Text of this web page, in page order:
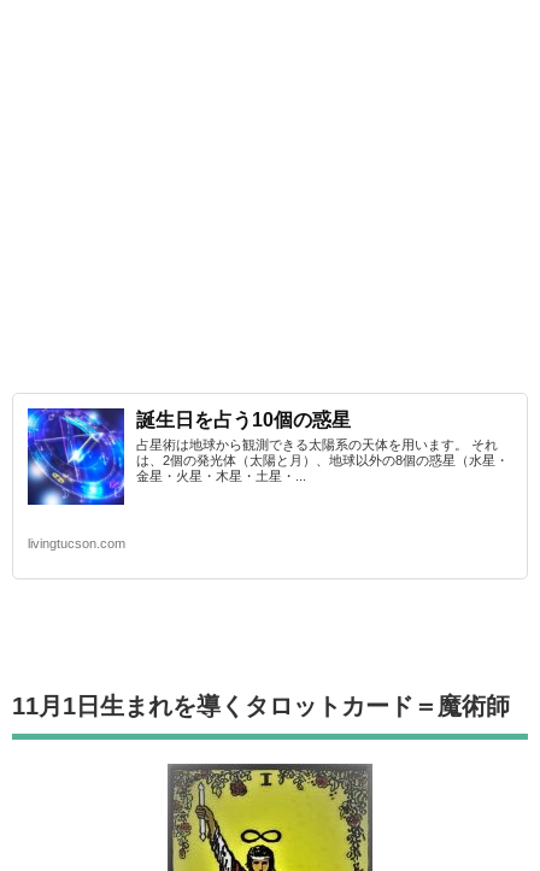
誕生日を占う10個の惑星
占星術は地球から観測できる太陽系の天体を用います。 それ
は、2個の発光体（太陽と月）、地球以外の8個の惑星（水星・
金星・火星・木星・土星・...
livingtucson.com
11月1日生まれを導くタロットカード ＝魔術師